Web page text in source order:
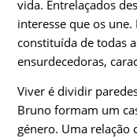
vida. Entrelaçados
interesse que os
constituída de todas
ensurdecedoras,
Viver é dividir
Bruno formam um
género. Uma relação